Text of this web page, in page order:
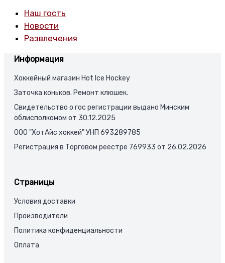
Наш гость
Новости
Развлечения
Информация
Хоккейный магазин Hot Ice Hockey
Заточка коньков. Ремонт клюшек.
Свидетельство о гос регистрации выдано Минским
облисполкомом от 30.12.2025
ООО "ХотАйс хоккей" УНП 693289785
Регистрация в Торговом реестре 769933 от 26.02.2026
Страницы
Условия доставки
Производители
Политика конфиденциальности
Оплата